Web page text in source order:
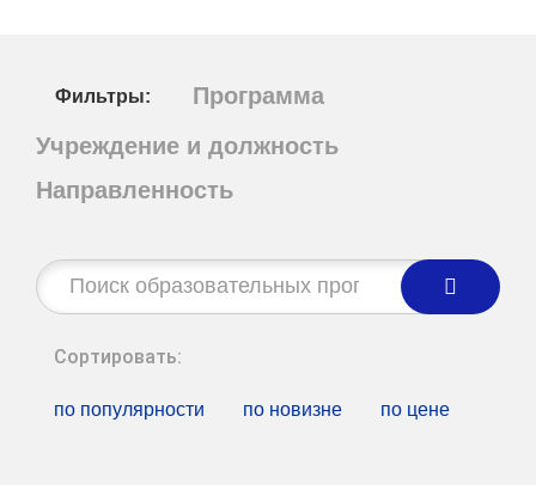
Фильтры:
Программа
Учреждение и должность
Направленность
Строка
поиска:
Сортировать:
по популярности по новизне по цене